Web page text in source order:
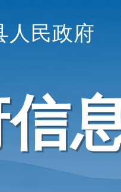
人民政府